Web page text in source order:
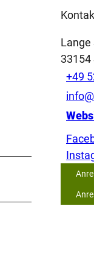
Lange
33154
+49